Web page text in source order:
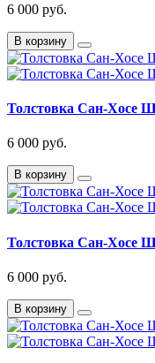
6 000 руб.
В корзину
Толстовка Сан-Хосе
6 000 руб.
В корзину
Толстовка Сан-Хосе
6 000 руб.
В корзину